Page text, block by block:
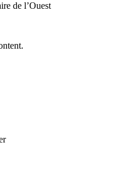
de l’Ouest